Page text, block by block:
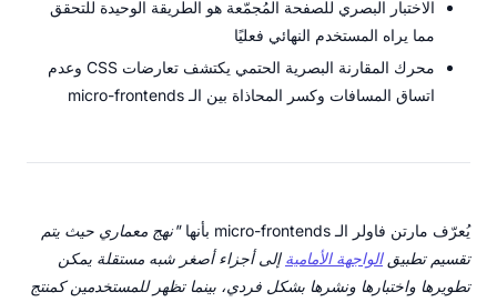
الاختبار البصري للصفحة المُجمّعة هو الطريقة الوحيدة للتحقق
مما يراه المستخدم النهائي فعليًا
محرك المقارنة البصرية الحتمي يكتشف تعارضات CSS وعدم
اتساق المسافات وكسر المحاذاة بين الـ micro-frontends
يُعرّف مارتن فاولر الـ micro-frontends بأنها
"نهج معماري حيث يتم
تقسيم تطبيقالواجهة الأماميةإلى أجزاء أصغر شبه مستقلة يمكن
تطويرها واختبارها ونشرها بشكل فردي، بينما تظهر للمستخدمين كمنتج